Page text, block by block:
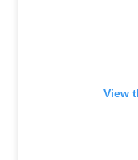
View